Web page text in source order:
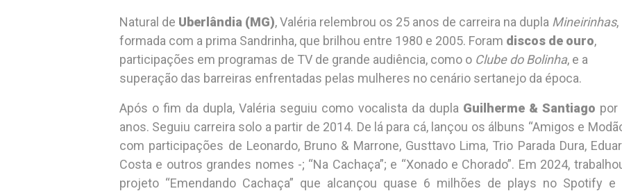
Natural de Uberlândia (MG), Valéria relembrou os 25 anos de carreira na dupla Mineirinhas,
formada com a prima Sandrinha, que brilhou entre 1980 e 2005. Foram discos de ouro,
participações em programas de TV de grande audiência, como o Clube do Bolinha, e a
superação das barreiras enfrentadas pelas mulheres no cenário sertanejo da época.
Após o fim da dupla, Valéria seguiu como vocalista da dupla Guilherme & Santiago por
anos. Seguiu carreira solo a partir de 2014. De lá para cá, lançou os álbuns “Amigos e
com participações de Leonardo, Bruno & Marrone, Gusttavo Lima, Trio Parada Dura,
Costa e outros grandes nomes -; “Na Cachaça”; e “Xonado e Chorado”. Em 2024,
projeto “Emendando Cachaça” que alcançou quase 6 milhões de plays no Spotify e